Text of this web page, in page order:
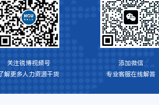
关注锐博视频号
​了解更多人力资源干货
添加微信
专业客服在线解答